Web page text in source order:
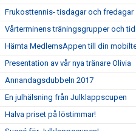
Frukosttennis- tisdagar och fredagar
Vårterminens träningsgrupper och
Hämta MedlemsAppen till din
Presentation av vår nya tränare Olivia
Annandagsdubbeln 2017
En julhälsning från Julklappscupen
Halva priset på löstimmar!